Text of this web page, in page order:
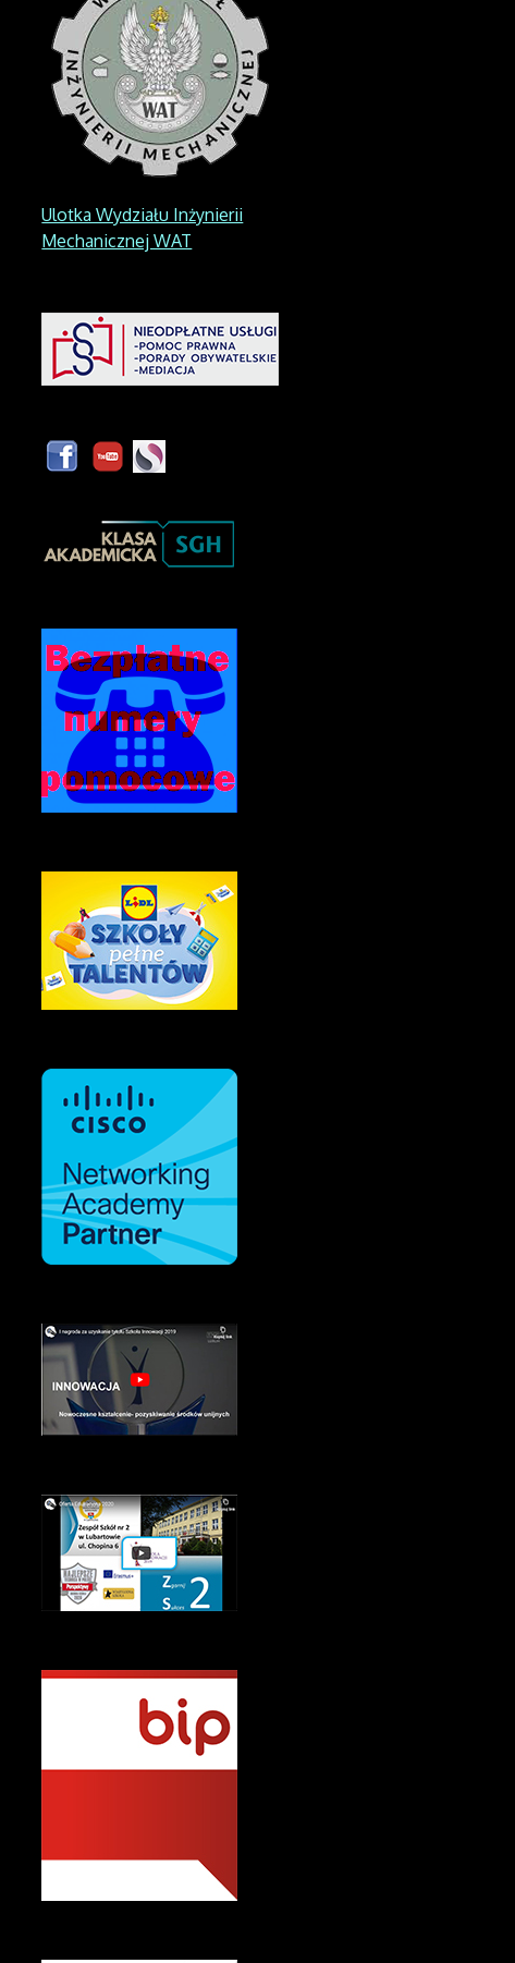
Ulotka Wydziału Inżynierii
Mechanicznej WAT